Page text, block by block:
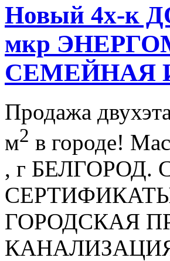
Новый 4х-к
мкр
СЕМЕЙНАЯ
Продажа
м2 в городе!
, г
ГОРОДСКАЯ